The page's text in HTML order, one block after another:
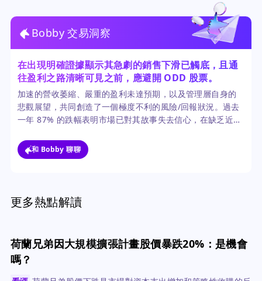
Bobby 交易洞察
在出現明確證據顯示其急劇的銷售下滑已觸底，且通
往盈利之路清晰可見之前，應避開 ODD 股票。
加速的營收萎縮、嚴重的盈利未達預期，以及管理層自身的
悲觀展望，共同創造了一個極度不利的風險/回報狀況。過去
一年 87% 的跌幅表明市場已對其故事失去信心，在缺乏近期
和 Bobby 聊聊
更多熱點解讀
荷蘭兄弟因大規模擴張計畫股價暴跌20%：是機會
嗎？